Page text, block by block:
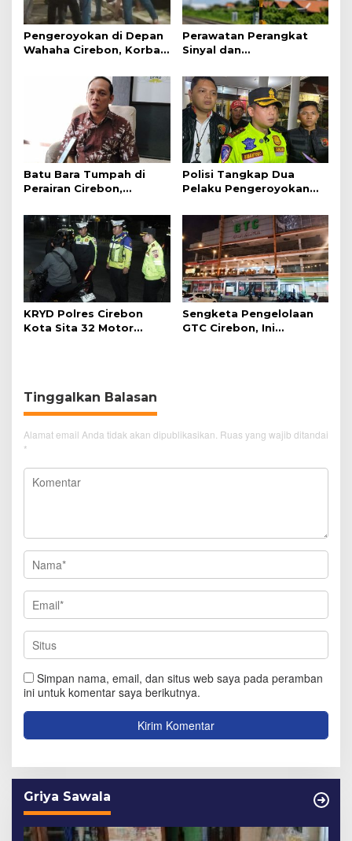
Pengeroyokan di Depan
Wahaha Cirebon, Korban
Perawatan Perangkat
Sinyal dan
Perjalanan Kereta Api
Batu Bara Tumpah di
Perairan Cirebon,
Hijau
Polisi Tangkap Dua
Pelaku Pengeroyokan
KRYD Polres Cirebon
Kota Sita 32 Motor
Sengketa Pengelolaan
GTC Cirebon, Ini
Tinggalkan Balasan
Alamat email Anda tidak akan dipublikasikan. Ruas yang wajib ditandai
*
Simpan nama, email, dan situs web saya pada peramban
ini untuk komentar saya berikutnya.
Griya Sawala